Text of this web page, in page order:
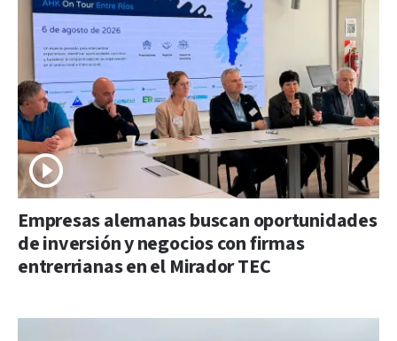
Empresas alemanas buscan oportunidades
de inversión y negocios con firmas
entrerrianas en el Mirador TEC